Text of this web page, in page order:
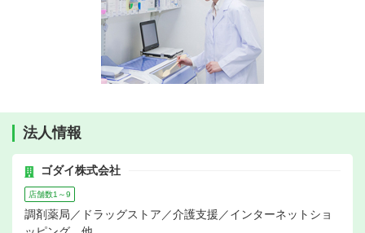
法人情報
ゴダイ株式会社
店舗数1～9
調剤薬局／ドラッグストア／介護支援／インターネットショ